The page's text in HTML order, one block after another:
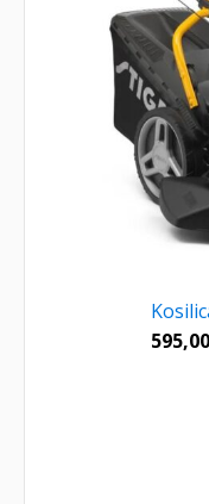
595,00